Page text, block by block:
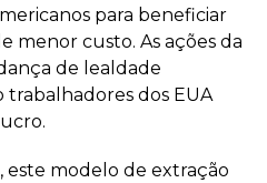
para beneficiar
menor custo. As ações da
de lealdade
trabalhadores dos EUA
este modelo de extração